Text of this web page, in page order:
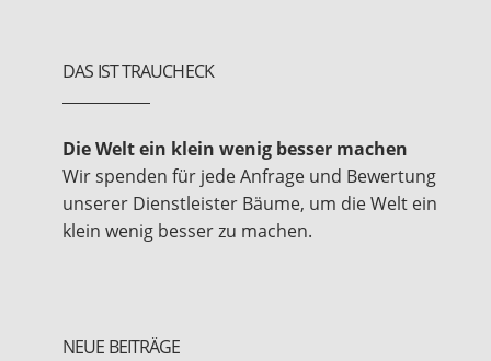
DAS IST TRAUCHECK
Die Welt ein klein wenig besser machen
Wir spenden für jede Anfrage und Bewertung
unserer Dienstleister Bäume, um die Welt ein
klein wenig besser zu machen.
NEUE BEITRÄGE